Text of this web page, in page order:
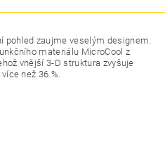
pohled zaujme veselým designem.
materiálu MicroCool z
vnější 3-D struktura zvyšuje
než 36 %.